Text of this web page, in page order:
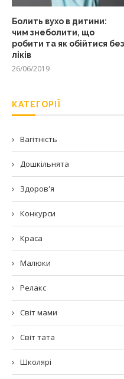
Болить вухо в дитини:
чим знеболити, що
робити та як обійтися без
ліків
26/06/2019
КАТЕГОРІЇ
Вагітність
Дошкільнята
Здоров'я
Конкурси
Краса
Малюки
Релакс
Світ мами
Світ тата
Школярі